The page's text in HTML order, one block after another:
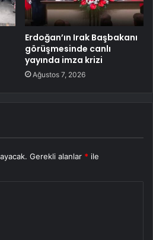
Erdoğan’ın Irak Başbakanı
görüşmesinde canlı
yayında imza krizi
Ağustos 7, 2026
Gerekli alanlar * ile